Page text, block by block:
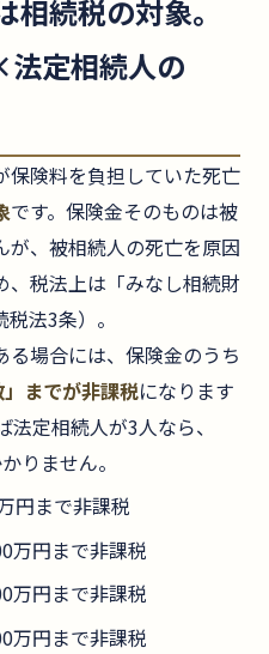
続税の対象。
定相続人の
保険料を負担していた死亡
です。保険金そのものは被
、被相続人の死亡を原因
、税法上は「みなし相続財
法3条）。
る場合には、保険金のうち
までが非課税になります
法定相続人が3人なら、
りません。
円まで非課税
万円まで非課税
万円まで非課税
万円まで非課税